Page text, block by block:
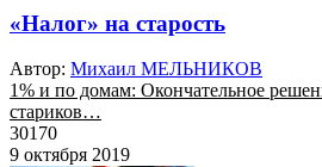
«Налог» на старость
Автор: Михаил МЕЛЬНИКОВ
1% и по домам: Окончательное
стариков…
30170
9 октября 2019